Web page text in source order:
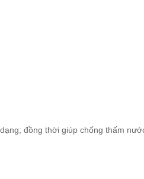
đồng thời giúp chống thấm